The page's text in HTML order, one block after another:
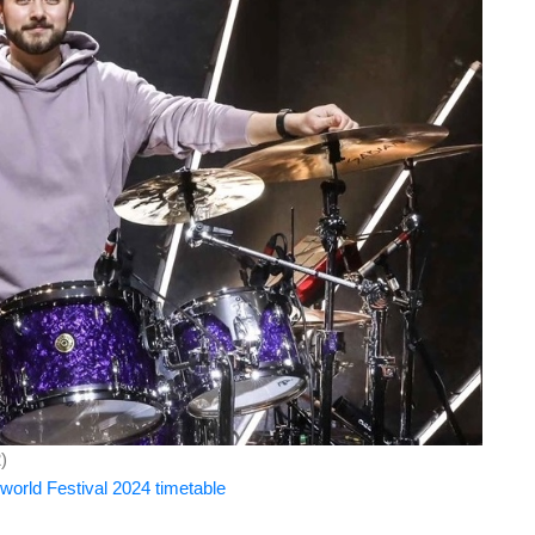
Festival 2024 timetable